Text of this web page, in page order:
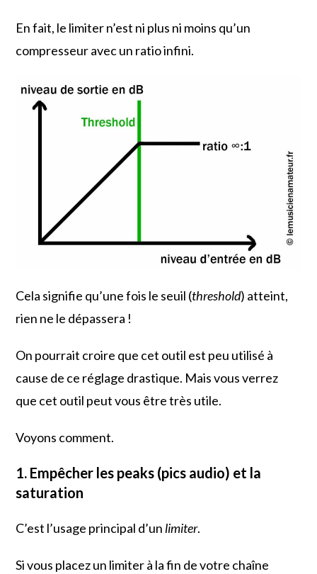
En fait, le limiter n’est ni plus ni moins qu’un
compresseur avec un ratio infini.
Cela signifie qu’une fois le seuil (threshold) atteint,
rien ne le dépassera !
On pourrait croire que cet outil est peu utilisé à
cause de ce réglage drastique. Mais vous verrez
que cet outil peut vous être très utile.
Voyons comment.
1. Empêcher les peaks (pics audio) et la
saturation
C’est l’usage principal d’un limiter.
Si vous placez un limiter à la fin de votre chaîne